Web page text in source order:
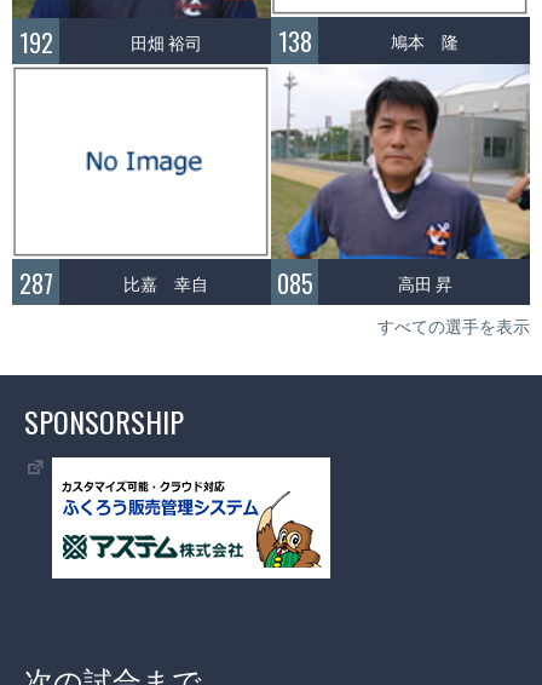
192 田畑 裕司 138 鳩本 隆
287 比嘉 幸自 085 高田 昇
すべての選手を表示
SPONSORSHIP